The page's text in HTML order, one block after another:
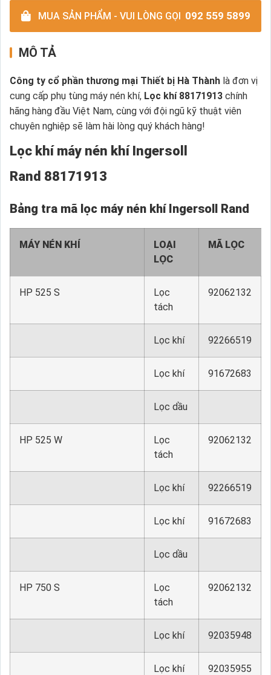
MUA SẢN PHẨM - VUI LÒNG GỌI 092 559 5899
MÔ TẢ
Công ty cổ phần thương mại Thiết bị Hà Thành là đơn vị
cung cấp phụ tùng máy nén khí, Lọc khí 88171913 chính
hãng hàng đầu Việt Nam, cùng với đội ngũ kỹ thuật viên
chuyên nghiệp sẽ làm hài lòng quý khách hàng!
Lọc khí máy nén khí Ingersoll
Rand 88171913
Bảng tra mã lọc máy nén khí Ingersoll Rand
MÁY NÉN KHÍ
LOẠI
LỌC
MÃ LỌC
HP 525 S
Lọc
tách
92062132
Lọc khí 92266519
Lọc khí 91672683
Lọc dầu
HP 525 W
Lọc
tách
92062132
Lọc khí 92266519
Lọc khí 91672683
Lọc dầu
HP 750 S
Lọc
tách
92062132
Lọc khí 92035948
Lọc khí 92035955